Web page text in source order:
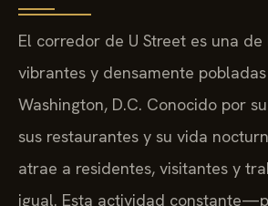
El corredor de U Street es una de
vibrantes y densamente
Washington, D.C. Conocido por
sus restaurantes y su vida
atrae a residentes, visitantes y
igual. Esta actividad